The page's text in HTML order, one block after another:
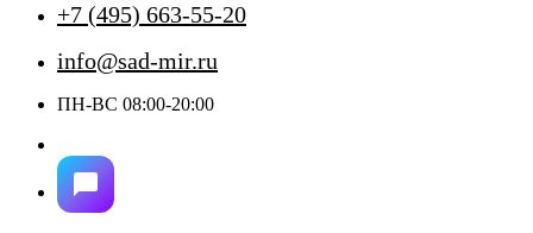
+7 (495) 663-55-20
info@sad-mir.ru
ПН-ВС 08:00-20:00